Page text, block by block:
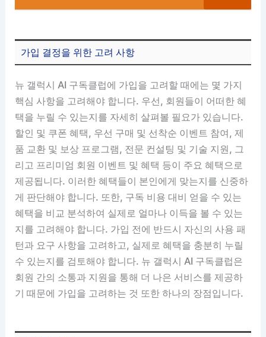
가입 결정을 위한 고려 사항
뉴 갤럭시 AI 구독클럽에 가입을 고려할 때에는 몇 가지
핵심 사항을 고려해야 합니다. 우선, 회원들이 어떠한 혜
택을 누릴 수 있는지를 자세히 살펴볼 필요가 있습니다.
할인 및 쿠폰 혜택, 우선 구매 및 선착순 이벤트 참여, 제
품 교환 및 보상 프로그램, 전문 컨설팅 및 기술 지원, 그
리고 프리미엄 회원 이벤트 및 혜택 등이 주요 혜택으로
제공됩니다. 이러한 혜택들이 본인에게 맞는지를 신중하
게 판단해야 합니다. 또한, 구독 비용 대비 얻을 수 있는
혜택을 비교 분석하여 실제로 얼마나 이득을 볼 수 있는
지를 고려해야 합니다. 가입 전에 반드시 자신의 사용 패
턴과 요구 사항을 고려하고, 실제로 혜택을 충분히 누릴
수 있는지를 검토해야 합니다. 뉴 갤럭시 AI 구독클럽은
회원 간의 소통과 지원을 통해 더 나은 서비스를 제공하
기 때문에 가입을 고려하는 것 또한 하나의 장점입니다.